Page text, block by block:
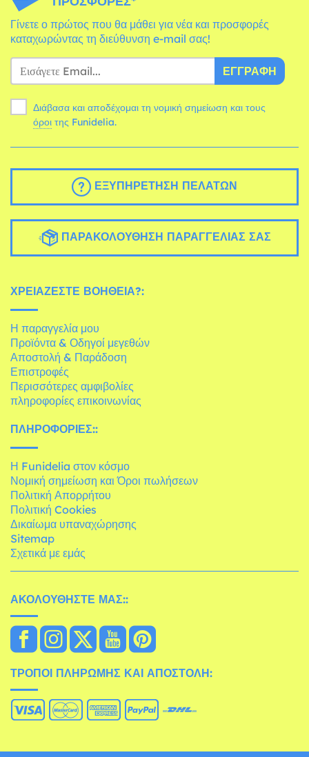
Γίνετε ο πρώτος που θα μάθει για νέα και προσφορές
καταχωρώντας τη διεύθυνση e-mail σας!
ΕΓΓΡΑΦΉ
Διάβασα και αποδέχομαι τη νομική σημείωση και τους
όροι της Funidelia.
ΕΞΥΠΗΡΈΤΗΣΗ ΠΕΛΑΤΏΝ
ΠΑΡΑΚΟΛΟΎΘΗΣΗ ΠΑΡΑΓΓΕΛΊΑΣ ΣΑΣ
ΧΡΕΙΆΖΕΣΤΕ ΒΟΉΘΕΙΑ?:
Η παραγγελία μου
Προϊόντα & Οδηγοί μεγεθών
Αποστολή & Παράδοση
Επιστροφές
Περισσότερες αμφιβολίες
πληροφορίες επικοινωνίας
ΠΛΗΡΟΦΟΡΊΕΣ::
Η Funidelia στον κόσμο
Νομική σημείωση και Όροι πωλήσεων
Πολιτική Απορρήτου
Πολιτική Cookies
Δικαίωμα υπαναχώρησης
Sitemap
Σχετικά με εμάς
ΑΚΟΛΟΥΘΉΣΤΕ ΜΑΣ::
ΤΡΌΠΟΙ ΠΛΗΡΩΜΉΣ ΚΑΙ ΑΠΟΣΤΟΛΉ: